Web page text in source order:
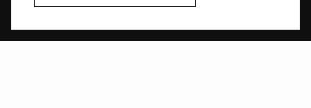
Разработка и